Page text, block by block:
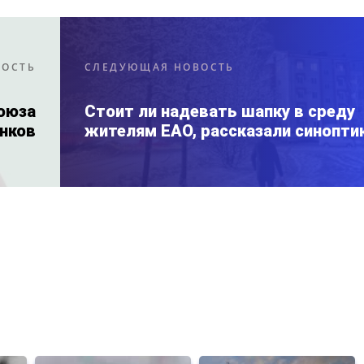
СЛЕДУЮЩАЯ НОВОСТЬ
Стоит ли надевать шапку в среду
жителям ЕАО, рассказали